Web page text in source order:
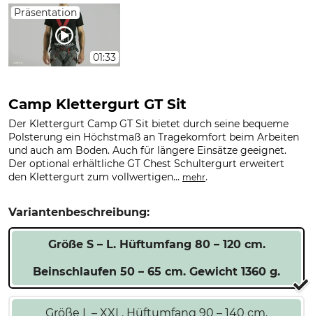
Präsentation
01:33
Camp Klettergurt GT Sit
Der Klettergurt Camp GT Sit bietet durch seine bequeme
Polsterung ein Höchstmaß an Tragekomfort beim Arbeiten
und auch am Boden. Auch für längere Einsätze geeignet.
Der optional erhältliche GT Chest Schultergurt erweitert
den Klettergurt zum vollwertigen... mehr.
Variantenbeschreibung:
Größe S – L. Hüftumfang 80 – 120 cm.
Beinschlaufen 50 – 65 cm. Gewicht 1360 g.
Größe L – XXL. Hüftumfang 90 – 140 cm.